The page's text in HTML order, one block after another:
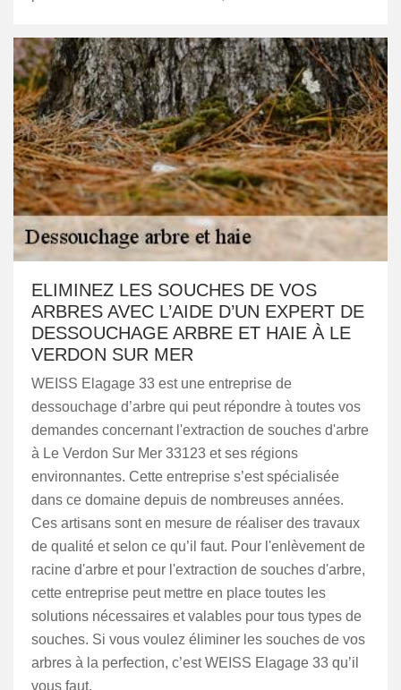
ELIMINEZ LES SOUCHES DE VOS
ARBRES AVEC L’AIDE D’UN EXPERT DE
DESSOUCHAGE ARBRE ET HAIE À LE
VERDON SUR MER
WEISS Elagage 33 est une entreprise de
dessouchage d’arbre qui peut répondre à toutes vos
demandes concernant l'extraction de souches d'arbre
à Le Verdon Sur Mer 33123 et ses régions
environnantes. Cette entreprise s’est spécialisée
dans ce domaine depuis de nombreuses années.
Ces artisans sont en mesure de réaliser des travaux
de qualité et selon ce qu’il faut. Pour l'enlèvement de
racine d'arbre et pour l'extraction de souches d'arbre,
cette entreprise peut mettre en place toutes les
solutions nécessaires et valables pour tous types de
souches. Si vous voulez éliminer les souches de vos
arbres à la perfection, c’est WEISS Elagage 33 qu’il
vous faut.